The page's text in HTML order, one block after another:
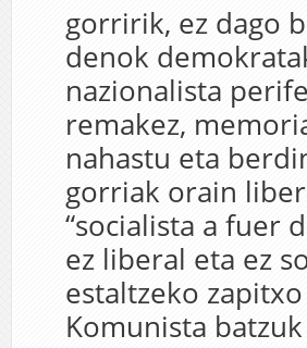
gorririk, ez dago
denok
nazionalista
remakez,
nahastu eta
gorriak orain
“socialista a fuer
ez liberal eta ez
estaltzeko
Komunista